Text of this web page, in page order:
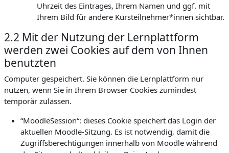
Uhrzeit des Eintrages, Ihrem Namen und ggf. mit
Ihrem Bild für andere Kursteilnehmer*innen sichtbar.
2.2 Mit der Nutzung der Lernplattform
werden zwei Cookies auf dem von Ihnen
benutzten
Computer gespeichert. Sie können die Lernplattform nur
nutzen, wenn Sie in Ihrem Browser Cookies zumindest
temporär zulassen.
“MoodleSession“: dieses Cookie speichert das Login der
aktuellen Moodle-Sitzung. Es ist notwendig, damit die
Zugriffsberechtigungen innerhalb von Moodle während